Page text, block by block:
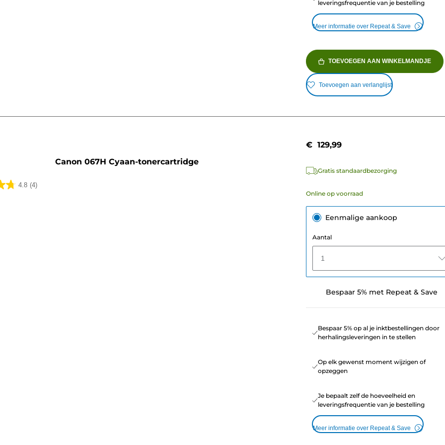
leveringsfrequentie van je bestelling
Meer informatie over Repeat & Save
TOEVOEGEN AAN WINKELMANDJE
Toevoegen aan verlanglijst
Canon 067H Cyaan-tonercartridge
4.8 (4)
€ 129,99
Gratis standaardbezorging
Online op voorraad
Eenmalige aankoop
Aantal
1
Bespaar 5% met Repeat & Save
Bespaar 5% op al je inktbestellingen door
herhalingsleveringen in te stellen
Op elk gewenst moment wijzigen of
opzeggen
Je bepaalt zelf de hoeveelheid en
leveringsfrequentie van je bestelling
Meer informatie over Repeat & Save